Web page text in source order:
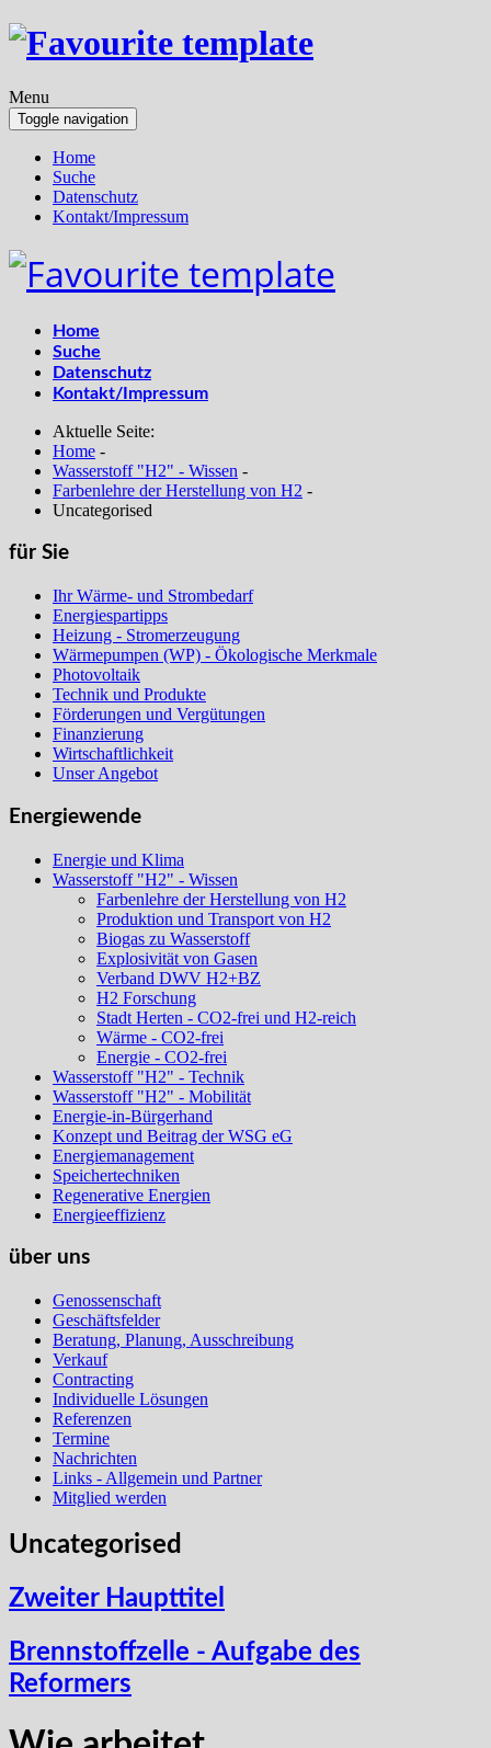
Menu
Toggle navigation
Home
Suche
Datenschutz
Kontakt/Impressum
Home
Suche
Datenschutz
Kontakt/Impressum
Aktuelle Seite:
Home -
Wasserstoff "H2" - Wissen -
Farbenlehre der Herstellung von H2 -
Uncategorised
für Sie
Ihr Wärme- und Strombedarf
Energiespartipps
Heizung - Stromerzeugung
Wärmepumpen (WP) - Ökologische Merkmale
Photovoltaik
Technik und Produkte
Förderungen und Vergütungen
Finanzierung
Wirtschaftlichkeit
Unser Angebot
Energiewende
Energie und Klima
Wasserstoff "H2" - Wissen
Farbenlehre der Herstellung von H2
Produktion und Transport von H2
Biogas zu Wasserstoff
Explosivität von Gasen
Verband DWV H2+BZ
H2 Forschung
Stadt Herten - CO2-frei und H2-reich
Wärme - CO2-frei
Energie - CO2-frei
Wasserstoff "H2" - Technik
Wasserstoff "H2" - Mobilität
Energie-in-Bürgerhand
Konzept und Beitrag der WSG eG
Energiemanagement
Speichertechniken
Regenerative Energien
Energieeffizienz
über uns
Genossenschaft
Geschäftsfelder
Beratung, Planung, Ausschreibung
Verkauf
Contracting
Individuelle Lösungen
Referenzen
Termine
Nachrichten
Links - Allgemein und Partner
Mitglied werden
Uncategorised
Zweiter Haupttitel
Brennstoffzelle - Aufgabe des
Reformers